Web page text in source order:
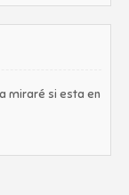
miraré si esta en